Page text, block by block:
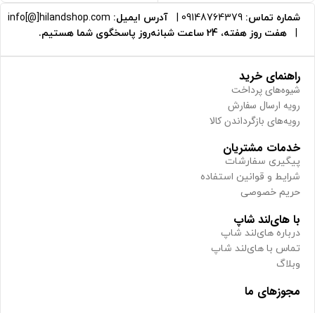
شماره تماس: 09148764379
| آدرس ایمیل: info[@]hilandshop.com
|
هفت روز هفته، 24 ساعت شبانه‌روز پاسخگوی شما هستیم.
راهنمای خرید
شیوه‌های پرداخت
رویه ارسال سفارش
رویه‌های بازگرداندن کالا
خدمات مشتریان
پیگیری سفارشات
شرایط و قوانین استفاده
حریم خصوصی
با های‌لند شاپ
درباره های‌لند شاپ
تماس با های‌لند شاپ
وبلاگ
مجوزهای ما